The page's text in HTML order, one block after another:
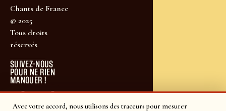
Avec votre accord, nous utilisons des traceurs pour mesurer
Chants de France
© 2025
Tous droits
réservés
SUIVEZ-NOUS
POUR NE RIEN
MANQUER !